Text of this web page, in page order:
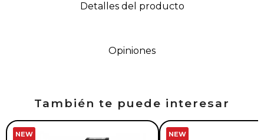
Detalles del producto
Opiniones
También te puede interesar
NEW NEW